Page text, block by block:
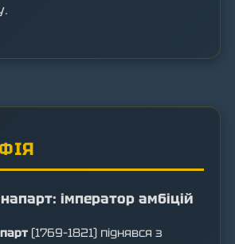
імператор амбіцій
(1769–1821) піднявся з